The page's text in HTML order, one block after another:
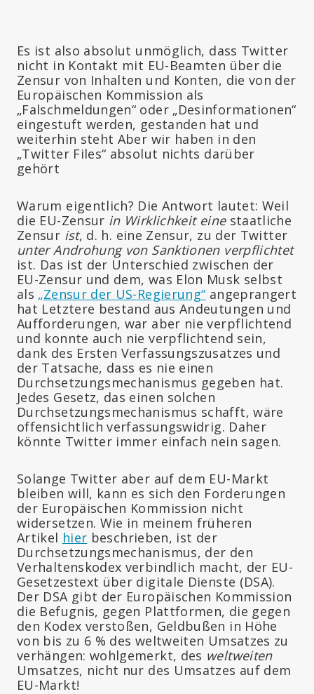
Es ist also absolut unmöglich, dass Twitter
nicht in Kontakt mit EU-Beamten über die
Zensur von Inhalten und Konten, die von der
Europäischen Kommission als
„Falschmeldungen“ oder „Desinformationen“
eingestuft werden, gestanden hat und
weiterhin steht Aber wir haben in den
„Twitter Files“ absolut nichts darüber
gehört
Warum eigentlich? Die Antwort lautet: Weil
die EU-Zensur in Wirklichkeit einestaatliche
Zensur ist, d. h. eine Zensur, zu der Twitter
unter Androhung von Sanktionen verpflichtet
ist. Das ist der Unterschied zwischen der
EU-Zensur und dem, was Elon Musk selbst
als „Zensur der US-Regierung“ angeprangert
hat Letztere bestand aus Andeutungen und
Aufforderungen, war aber nie verpflichtend
und konnte auch nie verpflichtend sein,
dank des Ersten Verfassungszusatzes und
der Tatsache, dass es nie einen
Durchsetzungsmechanismus gegeben hat.
Jedes Gesetz, das einen solchen
Durchsetzungsmechanismus schafft, wäre
offensichtlich verfassungswidrig. Daher
könnte Twitter immer einfach nein sagen.
Solange Twitter aber auf dem EU-Markt
bleiben will, kann es sich den Forderungen
der Europäischen Kommission nicht
widersetzen. Wie in meinem früheren
Artikel hier beschrieben, ist der
Durchsetzungsmechanismus, der den
Verhaltenskodex verbindlich macht, der EU-
Gesetzestext über digitale Dienste (DSA).
Der DSA gibt der Europäischen Kommission
die Befugnis, gegen Plattformen, die gegen
den Kodex verstoßen, Geldbußen in Höhe
von bis zu 6 % des weltweiten Umsatzes zu
verhängen: wohlgemerkt, des weltweiten
Umsatzes, nicht nur des Umsatzes auf dem
EU-Markt!